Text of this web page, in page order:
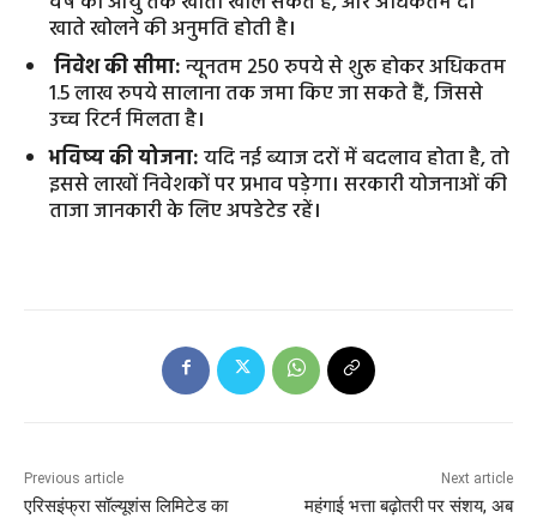
खाते खोलने की अनुमति होती है।
निवेश की सीमा:न्यूनतम 250 रुपये से शुरू होकर अधिकतम
1.5 लाख रुपये सालाना तक जमा किए जा सकते हैं, जिससे
उच्च रिटर्न मिलता है।
भविष्य की योजना:यदि नई ब्याज दरों में बदलाव होता है, तो
इससे लाखों निवेशकों पर प्रभाव पड़ेगा। सरकारी योजनाओं की
ताजा जानकारी के लिए अपडेटेड रहें।
Previous article
एरिसइंफ्रा सॉल्यूशंस लिमिटेड का
Next article
महंगाई भत्ता बढ़ोतरी पर संशय, अब